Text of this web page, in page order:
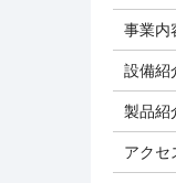
事業内
設備紹
製品紹
アクセ